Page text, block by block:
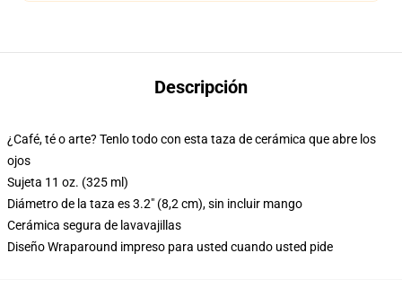
Descripción
¿Café, té o arte? Tenlo todo con esta taza de cerámica que abre los
ojos
Sujeta 11 oz. (325 ml)
Diámetro de la taza es 3.2" (8,2 cm), sin incluir mango
Cerámica segura de lavavajillas
Diseño Wraparound impreso para usted cuando usted pide